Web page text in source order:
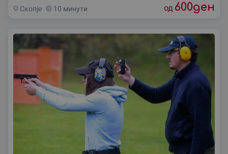
Скопjе 10 минути од 600ден